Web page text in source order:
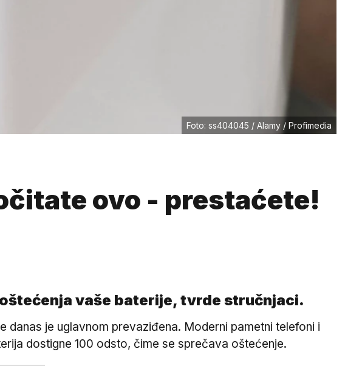
Foto: ss404045 / Alamy / Profimedia
ovo - prestaćete!
vaše baterije, tvrde stručnjaci.
danas je uglavnom prevaziđena. Moderni pametni telefoni i
dostigne 100 odsto, čime se sprečava oštećenje.